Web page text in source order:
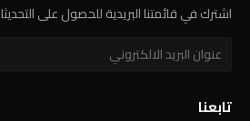
اشترك في قائمتنا البريدية للحصول على
تابعنا